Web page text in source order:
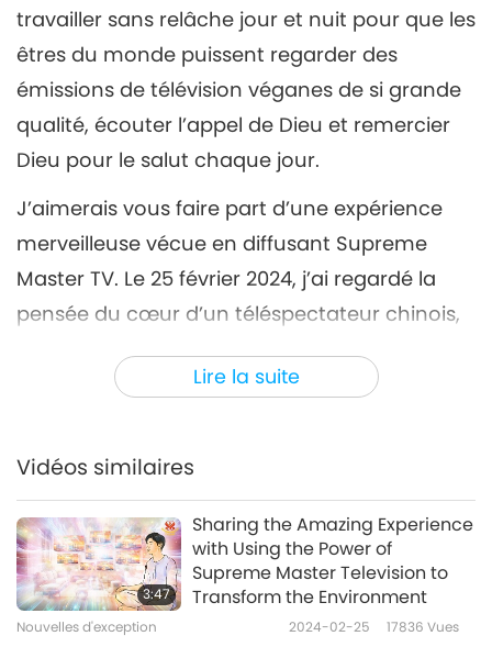
Lire la suite
travailler sans relâche jour et nuit pour que les
êtres du monde puissent regarder des
émissions de télévision véganes de si grande
qualité, écouter l’appel de Dieu et remercier
Dieu pour le salut chaque jour.
J’aimerais vous faire part d’une expérience
merveilleuse vécue en diffusant Supreme
Master TV. Le 25 février 2024, j’ai regardé la
pensée du cœur d’un téléspectateur chinois,
Xin-Yao, qui regardait Supreme Master TV à
travers de multiples petites fenêtres. Maître a
heureuse que l’immense Pouvoir de
vous apporte de nombreux et merveilleux
bienfaits. [...] plus il y a de fenêtres, plus il y a
de bienfaits ».
Vidéos similaires
3:47
Sharing the Amazing Experience
with Using the Power of
Supreme Master Television to
Transform the Environment
Nouvelles d'exception 2024-02-25 17836 Vues